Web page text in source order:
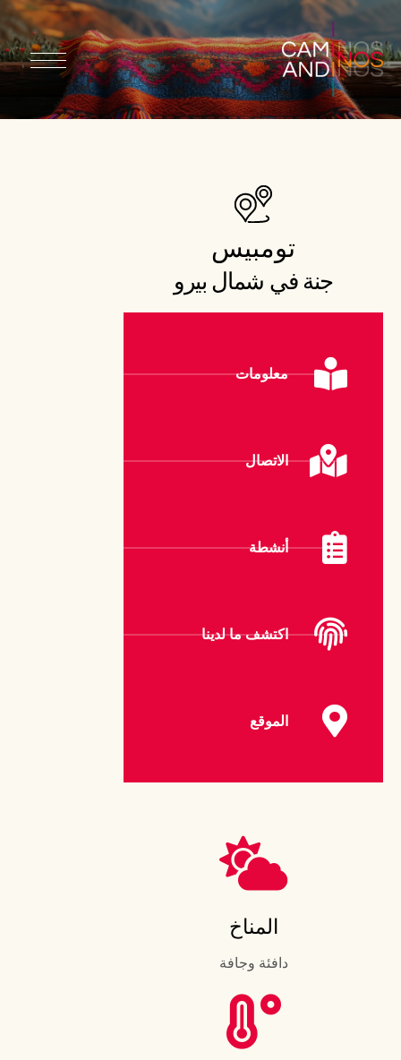
تومبيس
جنة في شمال بيرو
معلومات
الاتصال
أنشطة
اكتشف ما لدينا
الموقع
المناخ
دافئة وجافة